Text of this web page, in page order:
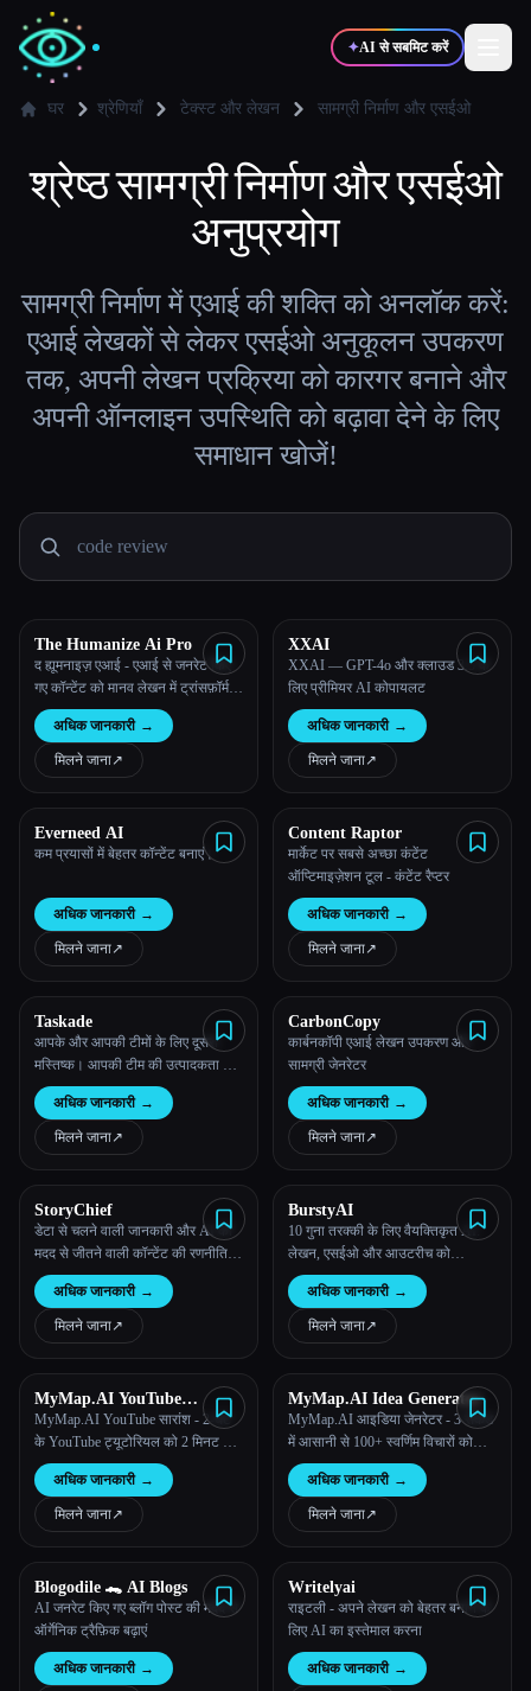
✦AI से सबमिट करें
✍️लेखक 🎨डिज़ाइनर
📈
🎓विद्यार्थी 🎬 क्रिएटर्स
टूल्स की तुलना करें
सभी श्रेणियाँ
घर श्रेणियाँ टेक्स्ट और लेखन सामग्री निर्माण और एसईओ
श्रेष्ठसामग्री निर्माण और एसईओ
अनुप्रयोग
सामग्री निर्माण में एआई की शक्ति को अनलॉक करें:
एआई लेखकों से लेकर एसईओ अनुकूलन उपकरण
तक, अपनी लेखन प्रक्रिया को कारगर बनाने और
अपनी ऑनलाइन उपस्थिति को बढ़ावा देने के लिए
समाधान खोजें!
The Humanize Ai Pro
द ह्यूमनाइज़ एआई - एआई से जनरेट किए
गए कॉन्टेंट को मानव लेखन में ट्रांसफ़ॉर्म
करें
अधिक जानकारी →
मिलने जाना↗︎
XXAI
XXAI — GPT-4o और क्लाउड 3.5 के
लिए प्रीमियर AI कोपायलट
अधिक जानकारी →
मिलने जाना↗︎
Everneed AI
कम प्रयासों में बेहतर कॉन्टेंट बनाएं।
अधिक जानकारी →
मिलने जाना↗︎
Content Raptor
मार्केट पर सबसे अच्छा कंटेंट
ऑप्टिमाइज़ेशन टूल - कंटेंट रैप्टर
अधिक जानकारी →
मिलने जाना↗︎
Taskade
आपके और आपकी टीमों के लिए दूसरा
मस्तिष्क। आपकी टीम की उत्पादकता को
सुपरचार्ज करने के लिए एक साथ पांच
एआई-संचालित उपकरण। टास्कडे के
साथ, आपका सारा काम एक एकीकृत
कार्यक्षेत्र में समन्वयित होता है।
अधिक जानकारी →
मिलने जाना↗︎
CarbonCopy
कार्बनकॉपी एआई लेखन उपकरण और
सामग्री जेनरेटर
अधिक जानकारी →
मिलने जाना↗︎
StoryChief
डेटा से चलने वाली जानकारी और AI की
मदद से जीतने वाली कॉन्टेंट की रणनीतियां
बनाएं।
अधिक जानकारी →
मिलने जाना↗︎
BurstyAI
10 गुना तरक्की के लिए वैयक्तिकृत AI:
लेखन, एसईओ और आउटरीच को
ऑटोमेटिक बनाता है
अधिक जानकारी →
मिलने जाना↗︎
MyMap.AI YouTube
Summarizer
MyMap.AI YouTube सारांश - 2-घंटे
के YouTube ट्यूटोरियल को 2 मिनट के
ओवरव्यू में डाइजेस्ट करें, ऑनलाइन सीखने
में 60 गुना तेज।
अधिक जानकारी →
मिलने जाना↗︎
MyMap.AI Idea Generator
MyMap.AI आइडिया जेनरेटर - 3 सेकंड
में आसानी से 100+ स्वर्णिम विचारों को
जगाएं, ब्रेनस्टॉर्मिंग और कॉन्टेंट बनाने के
लिए सबसे अच्छे
अधिक जानकारी →
मिलने जाना↗︎
Blogodile 🐊 AI Blogs
AI जनरेट किए गए ब्लॉग पोस्ट की मदद से
ऑर्गेनिक ट्रैफ़िक बढ़ाएं
अधिक जानकारी →
Writelyai
राइटली - अपने लेखन को बेहतर बनाने के
लिए AI का इस्तेमाल करना
अधिक जानकारी →